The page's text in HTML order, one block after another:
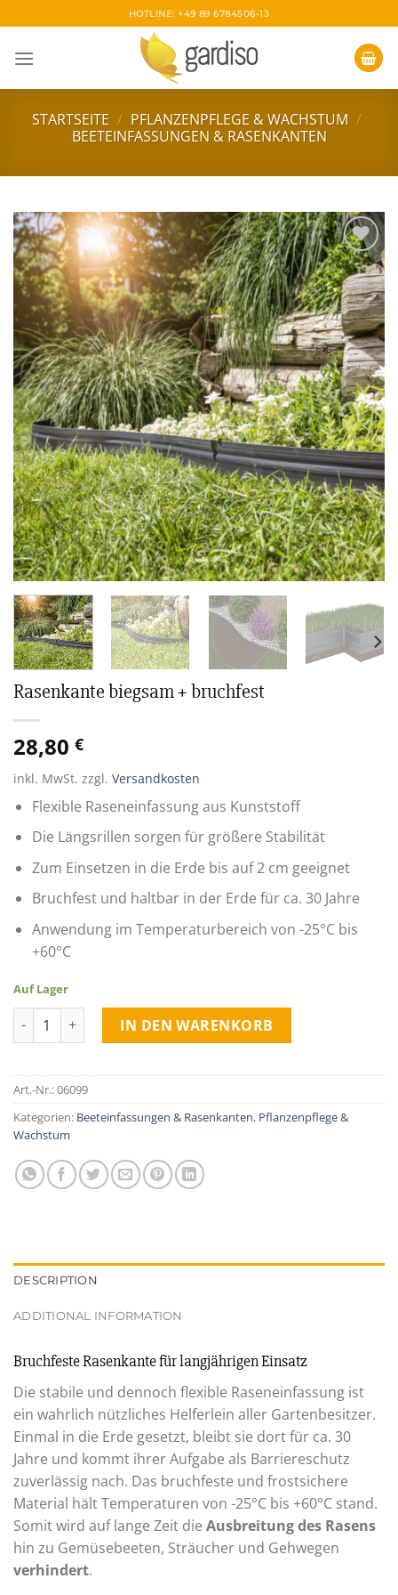
to
content
HOTLINE: +49 89 6784506-13
STARTSEITE / PFLANZENPFLEGE & WACHSTUM /
BEETEINFASSUNGEN & RASENKANTEN
Zur
Wunschliste
Rasenkante biegsam + bruchfest
28,80 €
inkl. MwSt. zzgl. Versandkosten
Flexible Raseneinfassung aus Kunststoff
Die Längsrillen sorgen für größere Stabilität
Zum Einsetzen in die Erde bis auf 2 cm geeignet
Bruchfest und haltbar in der Erde für ca. 30 Jahre
Anwendung im Temperaturbereich von -25°C bis
+60°C
Auf Lager
Rasenkante biegsam + bruchfest quantity
IN DEN WARENKORB
Art.-Nr.:06099
Kategorien: Beeteinfassungen & Rasenkanten, Pflanzenpflege &
Wachstum
DESCRIPTION
ADDITIONAL INFORMATION
Bruchfeste Rasenkante für langjährigen Einsatz
Die stabile und dennoch flexible Raseneinfassung ist
ein wahrlich nützliches Helferlein aller Gartenbesitzer.
Einmal in die Erde gesetzt, bleibt sie dort für ca. 30
Jahre und kommt ihrer Aufgabe als Barriereschutz
zuverlässig nach. Das bruchfeste und frostsichere
Material hält Temperaturen von -25°C bis +60°C stand.
Somit wird auf lange Zeit die Ausbreitung des Rasens
hin zu Gemüsebeeten, Sträucher und Gehwegen
verhindert.